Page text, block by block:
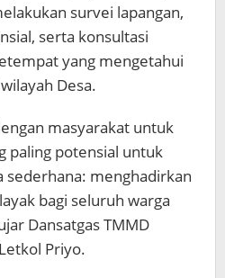
survei lapangan,
serta konsultasi
yang mengetahui
Desa.
masyarakat untuk
paling potensial untuk
sederhana: menghadirkan
bagi seluruh warga
Dansatgas TMMD
Priyo.